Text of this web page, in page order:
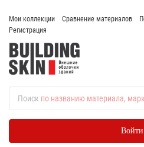
Мои коллекции Сравнение материалов
Регистрация
Поиск по названию материала,
Войти